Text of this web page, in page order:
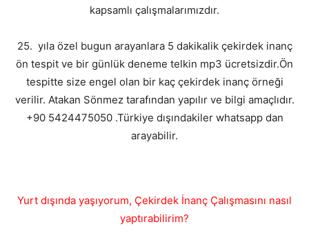
kapsamlı çalışmalarımızdır.
25. yıla özel bugun arayanlara 5 dakikalik çekirdek inanç
ön tespit ve bir günlük deneme telkin mp3 ücretsizdir.Ön
tespitte size engel olan bir kaç çekirdek inanç örneği
verilir. Atakan Sönmez tarafından yapılır ve bilgi amaçlıdır.
+90 5424475050 .Türkiye dışındakiler whatsapp dan
arayabilir.
Yurt dışında yaşıyorum, Çekirdek İnanç Çalışmasını nasıl
yaptırabilirim?